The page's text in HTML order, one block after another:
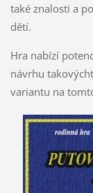
také znalosti a
dětí.
Hra nabízí
návrhu
variantu na